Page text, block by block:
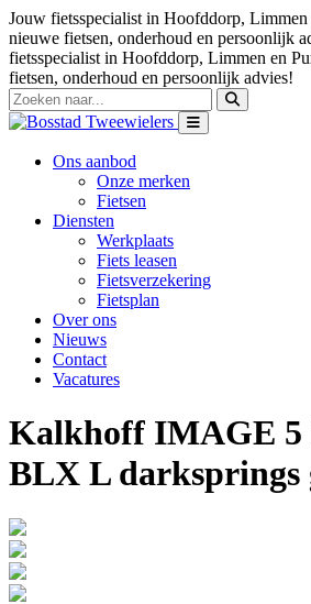
Jouw fietsspecialist in Hoofddorp,
nieuwe fietsen, onderhoud en persoonlijk
fietsspecialist in Hoofddorp, Limmen en
fietsen, onderhoud en persoonlijk advies!
Ons aanbod
Onze merken
Fietsen
Diensten
Werkplaats
Fiets leasen
Fietsverzekering
Fietsplan
Over ons
Nieuws
Contact
Vacatures
Kalkhoff IMAGE 5
BLX L darksprings